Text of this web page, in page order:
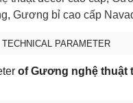
, Gương bỉ cao cấp
TECHNICAL PARAMETER
of Gương nghệ thuật